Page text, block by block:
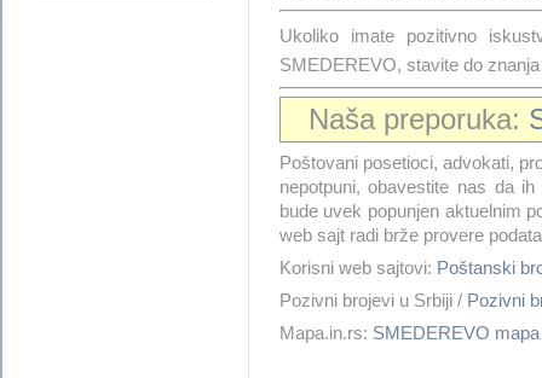
Ukoliko imate pozitivno
SMEDEREVO, stavite do
Naša preporuka:
Poštovani posetioci, advokati,
nepotpuni, obavestite nas da
bude uvek popunjen aktuelnim
web sajt radi brže provere
Korisni web sajtovi: Poštanski
Pozivni brojevi u Srbiji / Pozivni
Mapa.in.rs: SMEDEREVO mapa